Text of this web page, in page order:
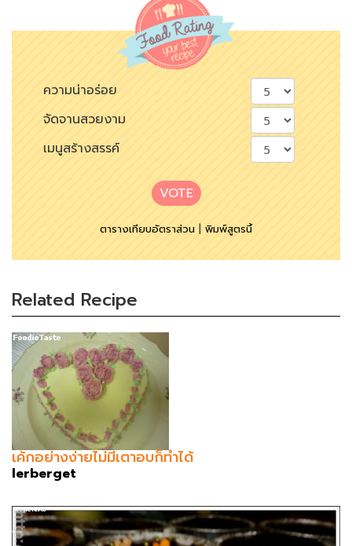
ความน่าอร่อย
จัดจานสวยงาม
เมนูสร้างสรรค์
VOTE
ตารางเทียบอัตราส่วน|พิมพ์สูตรนี้
Related Recipe
เค้กอย่างง่ายไม่มีเตาอบก็ทำได้
lerberget